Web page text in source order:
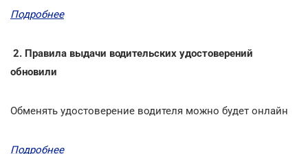
Подробнее
2. Правила выдачи водительских удостоверений
обновили
Обменять удостоверение водителя можно будет онлайн
Подробнее